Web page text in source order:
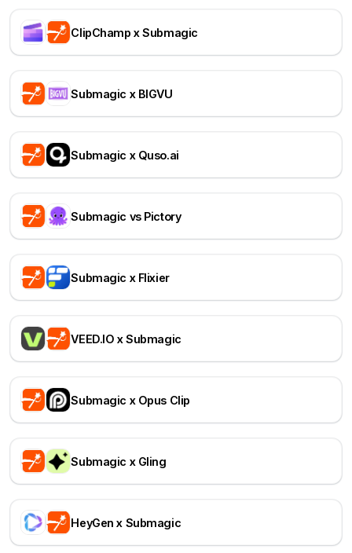
ClipChamp x Submagic
Submagic x BIGVU
Submagic x Quso.ai
Submagic vs Pictory
Submagic x Flixier
VEED.IO x Submagic
Submagic x Opus Clip
Submagic x Gling
HeyGen x Submagic